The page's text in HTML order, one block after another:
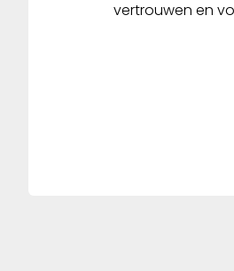
vertrouwen en